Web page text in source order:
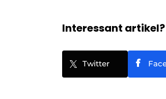
Interessant
Twitter